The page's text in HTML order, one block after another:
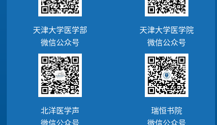
天津大学医学部
微信公众号
天津大学医学院
微信公众号
北洋医学声
瑞恒书院